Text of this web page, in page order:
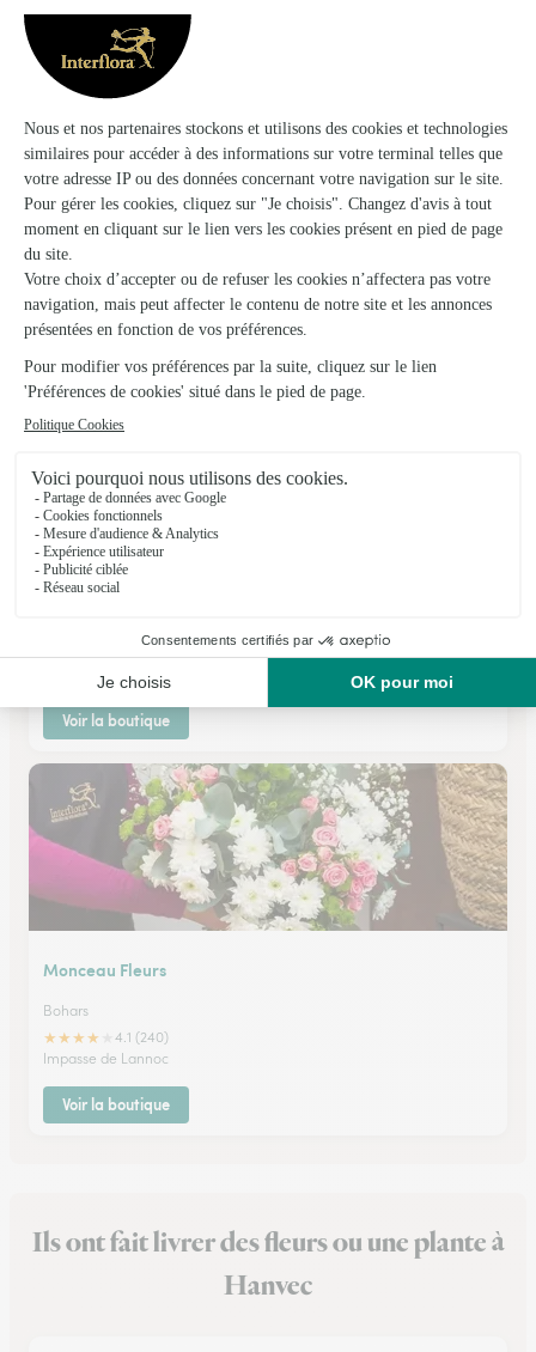
Aux Fleurs de L’aulne
Chateauneuf du Faou
★ ★ ★ ★4.7 (47)
16, rue du Général De Gaulle
Voir la boutique
Monceau Fleurs
★★★★★4.5 (140)
28, avenue de Tarente
Voir la boutique
Monceau Fleurs
Bohars
★★★★
4.1 (240)
Impasse de Lannoc
Voir la boutique
Ils ont fait livrer des fleurs ou une plante à
Hanvec